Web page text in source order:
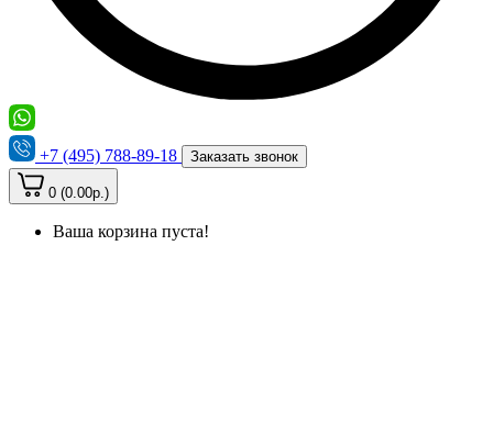
+7 (495) 788-89-18 Заказать звонок
0 (0.00р.)
Ваша корзина пуста!